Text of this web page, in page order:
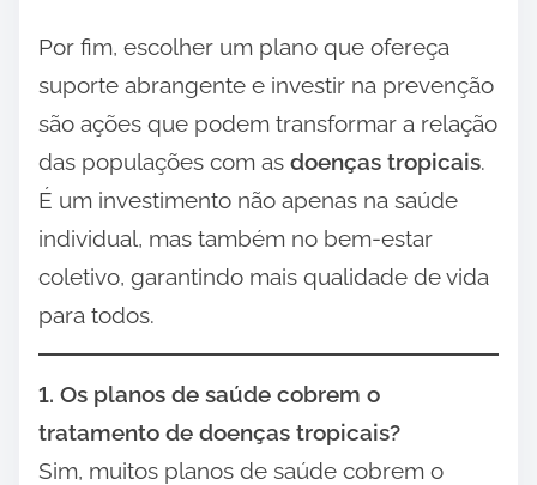
Por fim, escolher um plano que ofereça
suporte abrangente e investir na prevenção
são ações que podem transformar a relação
das populações com as doenças tropicais.
É um investimento não apenas na saúde
individual, mas também no bem-estar
coletivo, garantindo mais qualidade de vida
para todos.
1. Os planos de saúde cobrem o
tratamento de doenças tropicais?
Sim, muitos planos de saúde cobrem o